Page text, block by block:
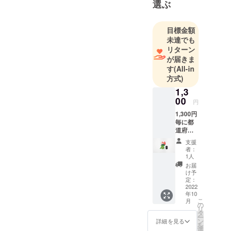
しくつく
葉に、精一
杯、楽しん
で色々なも
のを作って
いきたいと
思います。
選ぶ
目標金額
未達でも
リターン
が届きま
す(All-in
方式)
1,3
00 円
1,300円
毎に都
道府県
マウス
パッド
（北海
道と沖
縄以
外）１
個をお
送りし
ます。
※どの県
かは指
定でき
支援
者：
1人
お届
け予
定：
2022
年10
月
詳細を見る
こ
の
リ
タ
ー
ン
を
選